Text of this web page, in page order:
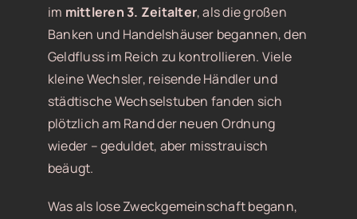
im mittleren 3. Zeitalter, als die großen
Banken und Handelshäuser begannen, den
Geldfluss im Reich zu kontrollieren. Viele
kleine Wechsler, reisende Händler und
städtische Wechselstuben fanden sich
plötzlich am Rand der neuen Ordnung
wieder – geduldet, aber misstrauisch
beäugt.
Was als lose Zweckgemeinschaft begann,